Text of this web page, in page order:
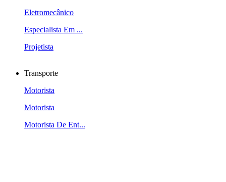
Eletromecânico
Especialista Em ...
Projetista
Transporte
Motorista
Motorista
Motorista De Ent...